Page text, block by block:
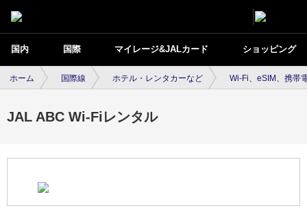
国内 国際 マイレージ&JALカード ショッピング
ホーム 国際線 ホテル・レンタカーなど Wi-Fi、eSIM、携帯
JAL ABC Wi-Fiレンタル